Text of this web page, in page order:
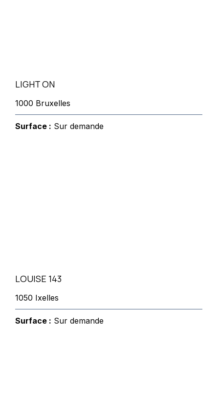
LIGHT ON
1000 Bruxelles
Surface : Sur demande
LOUISE 143
1050 Ixelles
Surface : Sur demande